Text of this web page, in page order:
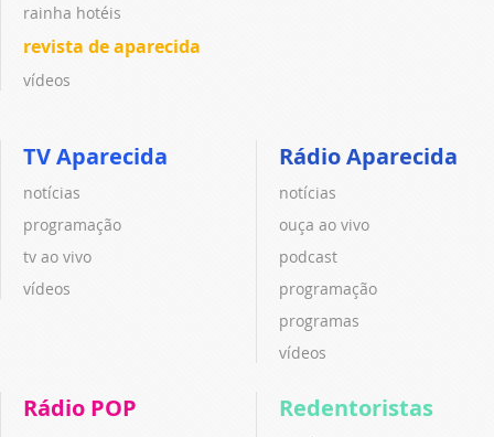
rainha hotéis
revista de aparecida
vídeos
TV Aparecida
notícias
programação
tv ao vivo
vídeos
Rádio Aparecida
notícias
ouça ao vivo
podcast
programação
programas
vídeos
Rádio POP Redentoristas